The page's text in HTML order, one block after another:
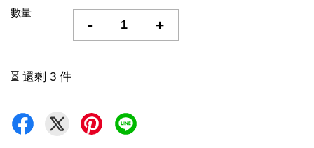
數量
- +
⏳ 還剩 3 件